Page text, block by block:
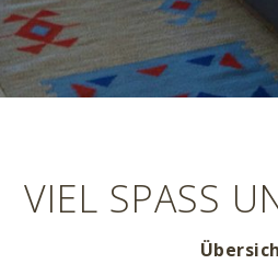
VIEL SPASS